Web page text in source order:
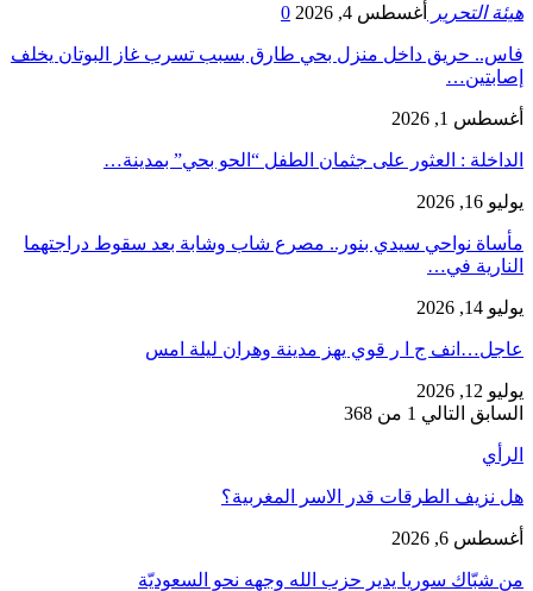
هيئة التحرير أغسطس 4, 2026 0
فاس.. حريق داخل منزل بحي طارق بسبب تسرب غاز البوتان يخلف
إصابتين…
أغسطس 1, 2026
​الداخلة : العثور على جثمان الطفل “الحو بحي” بمدينة…
يوليو 16, 2026
مأساة نواحي سيدي بنور.. مصرع شاب وشابة بعد سقوط دراجتهما
النارية في…
يوليو 14, 2026
عاجل…انف ج ا ر قوي يهز مدينة وهران ليلة امس
يوليو 12, 2026
السابق التالي 1 من 368
الرأي
هل نزيف الطرقات قدر الاسر المغربية؟
أغسطس 6, 2026
من شبّاك سوريا يدير حزب الله وجهه نحو السعوديّة